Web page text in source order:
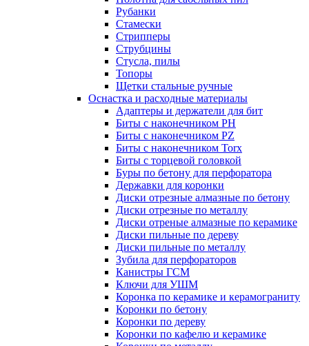
Рубанки
Стамески
Стрипперы
Струбцины
Стусла, пилы
Топоры
Щетки стальные ручные
Оснастка и расходные материалы
Адаптеры и держатели для бит
Биты с наконечником PH
Биты с наконечником PZ
Биты с наконечником Torx
Биты с торцевой головкой
Буры по бетону для перфоратора
Державки для коронки
Диски отрезные алмазные по бетону
Диски отрезные по металлу
Диски отреные алмазные по керамике
Диски пильные по дереву
Диски пильные по металлу
Зубила для перфораторов
Канистры ГСМ
Ключи для УШМ
Коронка по керамике и керамограниту
Коронки по бетону
Коронки по дереву
Коронки по кафелю и керамике